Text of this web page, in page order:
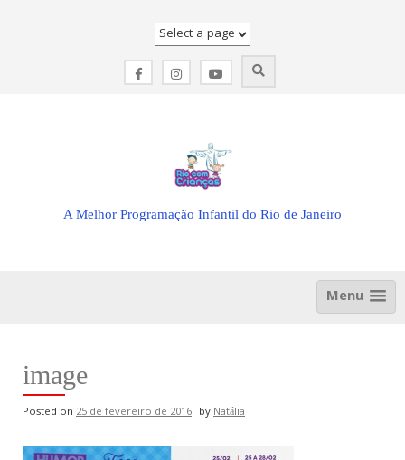
A Melhor Programação Infantil do Rio de Janeiro
Menu
image
Posted on 25 de fevereiro de 2016 byNatália